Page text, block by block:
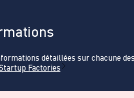
détaillées sur chacune
Factories